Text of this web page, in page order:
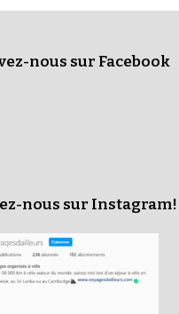
nous sur Facebook
nous sur Instagram!